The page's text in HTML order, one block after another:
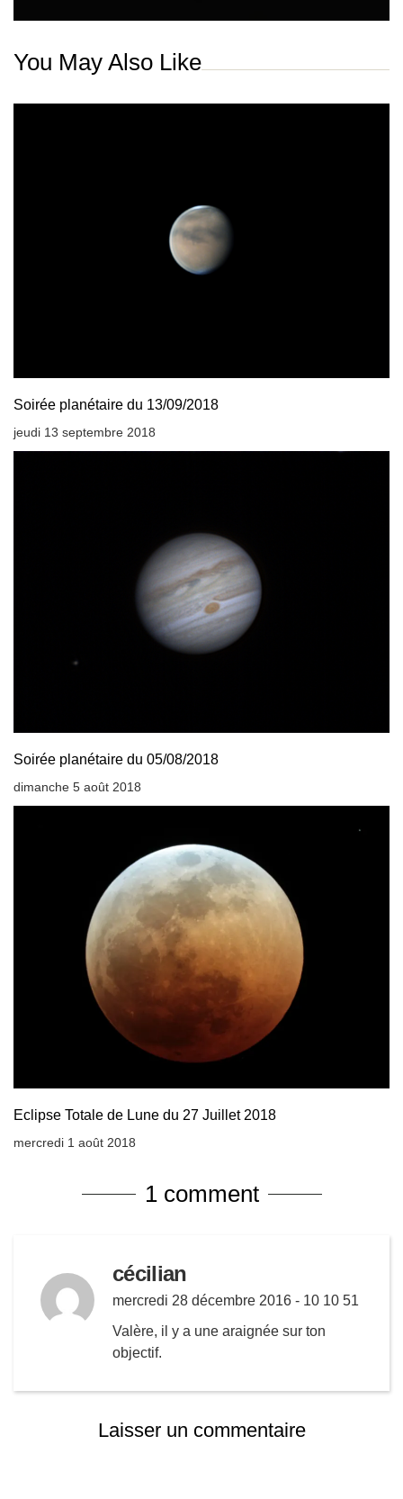
You May Also Like
Soirée planétaire du 13/09/2018
jeudi 13 septembre 2018
Soirée planétaire du 05/08/2018
dimanche 5 août 2018
Eclipse Totale de Lune du 27 Juillet 2018
mercredi 1 août 2018
1 comment
cécilian
mercredi 28 décembre 2016 - 10 10 51
Valère, il y a une araignée sur ton
objectif.
Laisser un commentaire